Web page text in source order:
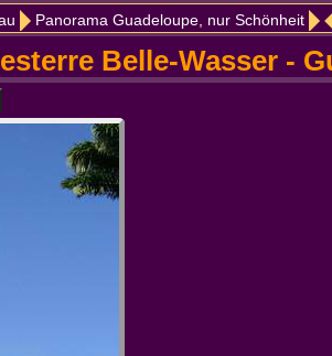
Panorama Guadeloupe, nur Schönheit
Belle-Wasser -